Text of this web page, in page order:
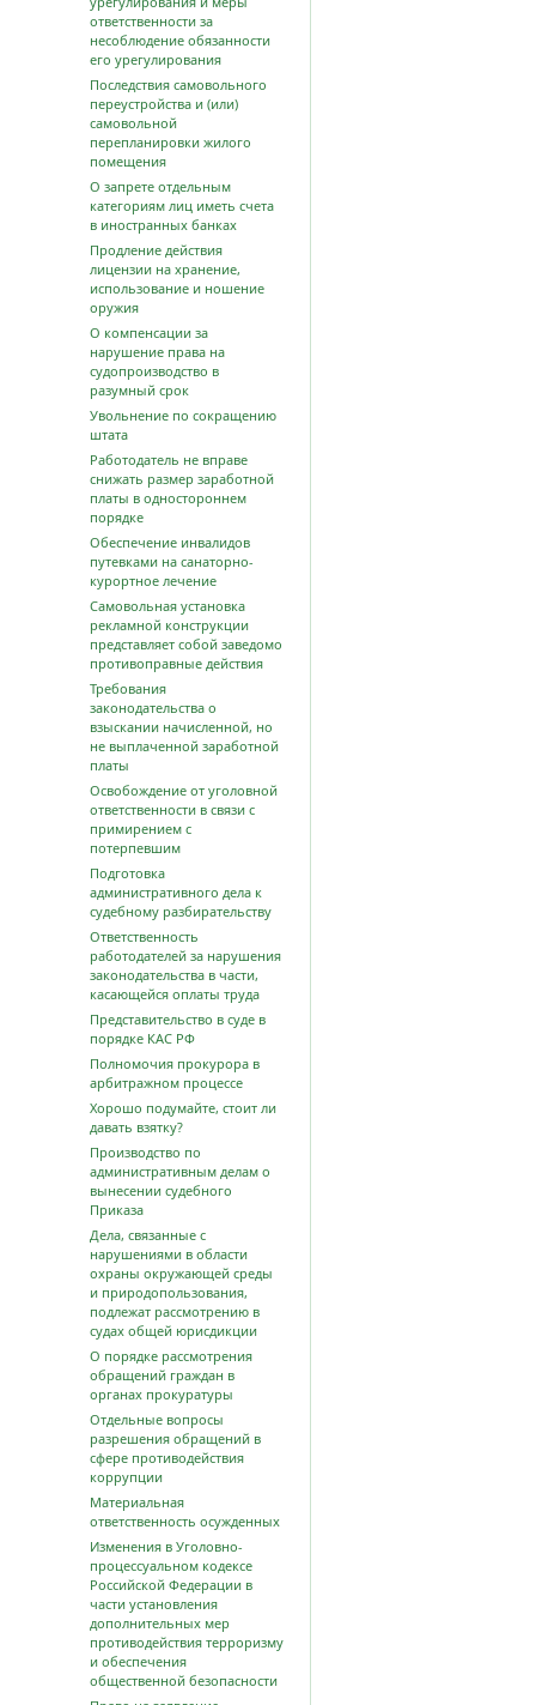
ответственности за
несоблюдение обязанности
его урегулирования
Последствия самовольного
переустройства и (или)
самовольной
перепланировки жилого
помещения
О запрете отдельным
категориям лиц иметь счета
в иностранных банках
Продление действия
лицензии на хранение,
использование и ношение
оружия
О компенсации за
нарушение права на
судопроизводство в
разумный срок
Увольнение по сокращению
штата
Работодатель не вправе
снижать размер заработной
платы в одностороннем
порядке
Обеспечение инвалидов
путевками на санаторно-
курортное лечение
Самовольная установка
рекламной конструкции
представляет собой заведомо
противоправные действия
Требования
законодательства о
взыскании начисленной, но
не выплаченной заработной
платы
Освобождение от уголовной
ответственности в связи с
примирением с
потерпевшим
Подготовка
административного дела к
судебному разбирательству
Ответственность
работодателей за нарушения
законодательства в части,
касающейся оплаты труда
Представительство в суде в
порядке КАС РФ
Полномочия прокурора в
арбитражном процессе
Хорошо подумайте, стоит ли
давать взятку?
Производство по
административным делам о
вынесении судебного
Приказа
Дела, связанные с
нарушениями в области
охраны окружающей среды
и природопользования,
подлежат рассмотрению в
судах общей юрисдикции
О порядке рассмотрения
обращений граждан в
органах прокуратуры
Отдельные вопросы
разрешения обращений в
сфере противодействия
коррупции
Материальная
ответственность осужденных
Изменения в Уголовно-
процессуальном кодексе
Российской Федерации в
части установления
дополнительных мер
противодействия терроризму
и обеспечения
общественной безопасности